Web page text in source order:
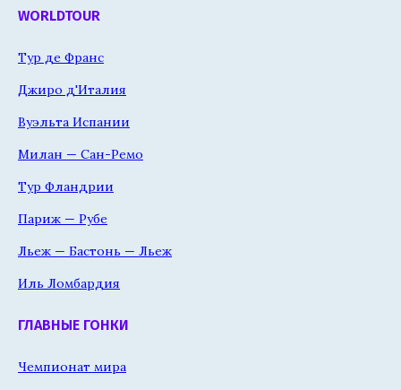
WORLDTOUR
Тур де Франс
Джиро д'Италия
Вуэльта Испании
Милан — Сан-Ремо
Тур Фландрии
Париж — Рубе
Льеж — Бастонь — Льеж
Иль Ломбардия
ГЛАВНЫЕ ГОНКИ
Чемпионат мира